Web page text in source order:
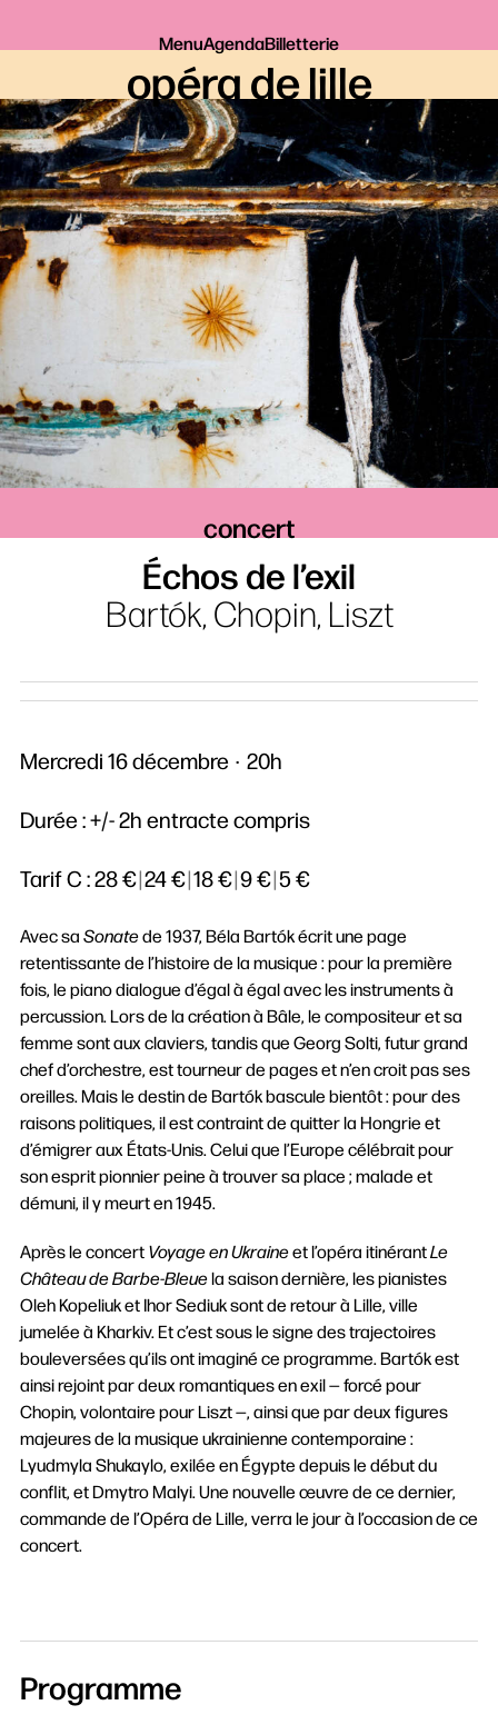
MenuAgendaBilletterie
opéra de lille
concert
Échos de l’exil
Bartók, Chopin, Liszt
Mercredi 16 décembre 20h
Durée : +/- 2h entracte compris
Tarif C :28 €|24 €|18 €|9 €|5 €
Avec saSonatede 1937, Béla Bartók écrit une page
retentissante de l’histoire de la musique : pour la première
fois, le piano dialogue d’égal à égal avec les instruments à
percussion. Lors de la création à Bâle, le compositeur et sa
femme sont aux claviers, tandis que Georg Solti, futur grand
chef d’orchestre, est tourneur de pages et n’en croit pas ses
oreilles. Mais le destin de Bartók bascule bientôt : pour des
raisons politiques, il est contraint de quitter la Hongrie et
d’émigrer aux États-Unis. Celui que l’Europe célébrait pour
son esprit pionnier peine à trouver sa place ; malade et
démuni, il y meurt en 1945.
Après le concertVoyage en Ukraineet l’opéra itinérantLe
Château de Barbe-Bleuela saison dernière, les pianistes
Oleh Kopeliuk et Ihor Sediuk sont de retour à Lille, ville
jumelée à Kharkiv. Et c’est sous le signe des trajectoires
bouleversées qu’ils ont imaginé ce programme. Bartók est
ainsi rejoint par deux romantiques en exil — forcé pour
Chopin, volontaire pour Liszt —, ainsi que par deux figures
majeures de la musique ukrainienne contemporaine :
Lyudmyla Shukaylo, exilée en Égypte depuis le début du
conflit, et Dmytro Malyi. Une nouvelle œuvre de ce dernier,
commande de l’Opéra de Lille, verra le jour à l’occasion de ce
concert.
Programme